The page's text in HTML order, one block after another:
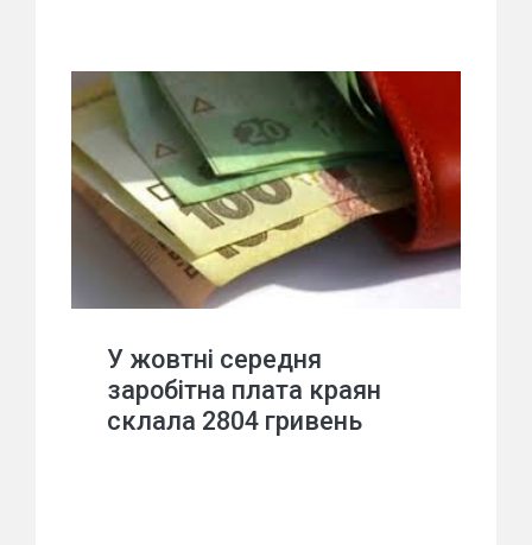
У жовтні середня
заробітна плата краян
склала 2804 гривень